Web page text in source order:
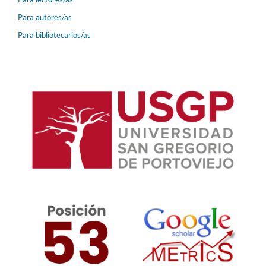
Para autores/as
Para bibliotecarios/as